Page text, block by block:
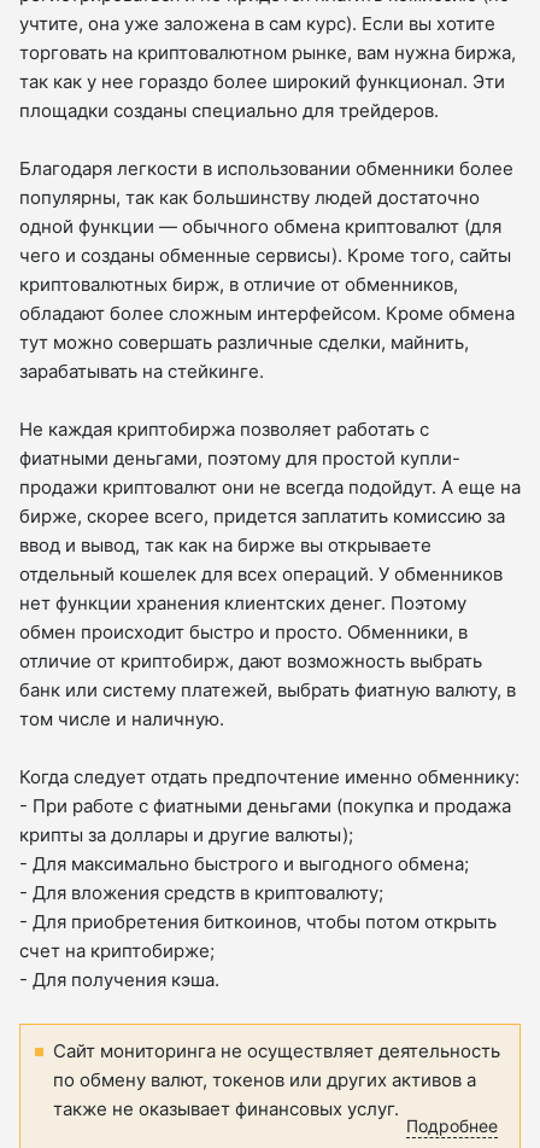
учтите, она уже заложена в сам курс). Если вы хотите
торговать на криптовалютном рынке, вам нужна биржа,
так как у нее гораздо более широкий функционал. Эти
площадки созданы специально для трейдеров.
Благодаря легкости в использовании обменники более
популярны, так как большинству людей достаточно
одной функции — обычного обмена криптовалют (для
чего и созданы обменные сервисы). Кроме того, сайты
криптовалютных бирж, в отличие от обменников,
обладают более сложным интерфейсом. Кроме обмена
тут можно совершать различные сделки, майнить,
зарабатывать на стейкинге.
Не каждая криптобиржа позволяет работать с
фиатными деньгами, поэтому для простой купли-
продажи криптовалют они не всегда подойдут. А еще на
бирже, скорее всего, придется заплатить комиссию за
ввод и вывод, так как на бирже вы открываете
отдельный кошелек для всех операций. У обменников
нет функции хранения клиентских денег. Поэтому
обмен происходит быстро и просто. Обменники, в
отличие от криптобирж, дают возможность выбрать
банк или систему платежей, выбрать фиатную валюту, в
том числе и наличную.
Когда следует отдать предпочтение именно обменнику:
- При работе с фиатными деньгами (покупка и продажа
крипты за доллары и другие валюты);
- Для максимально быстрого и выгодного обмена;
- Для вложения средств в криптовалюту;
- Для приобретения биткоинов, чтобы потом открыть
счет на криптобирже;
- Для получения кэша.
Сайт мониторинга не осуществляет деятельность
по обмену валют, токенов или других активов а
также не оказывает финансовых услуг.
Подробнее